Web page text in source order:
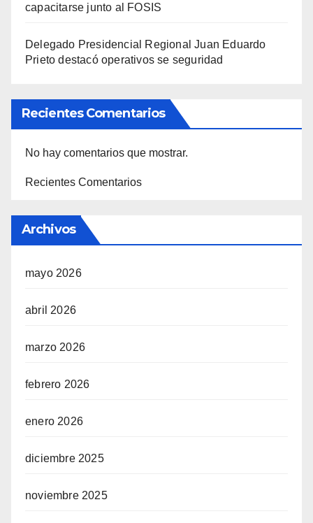
capacitarse junto al FOSIS
Delegado Presidencial Regional Juan Eduardo
Prieto destacó operativos se seguridad
Recientes Comentarios
No hay comentarios que mostrar.
Recientes Comentarios
Archivos
mayo 2026
abril 2026
marzo 2026
febrero 2026
enero 2026
diciembre 2025
noviembre 2025